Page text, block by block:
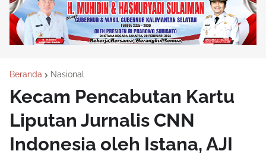
Beranda Nasional
Kecam Pencabutan Kartu
Liputan Jurnalis CNN
Indonesia oleh Istana, AJI